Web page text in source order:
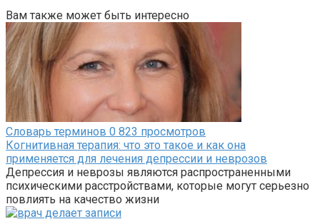
Вам также может быть интересно
Словарь терминов 0 823 просмотров
Когнитивная терапия: что это такое и как она
применяется для лечения депрессии и неврозов
Депрессия и неврозы являются распространенными
психическими расстройствами, которые могут серьезно
повлиять на качество жизни